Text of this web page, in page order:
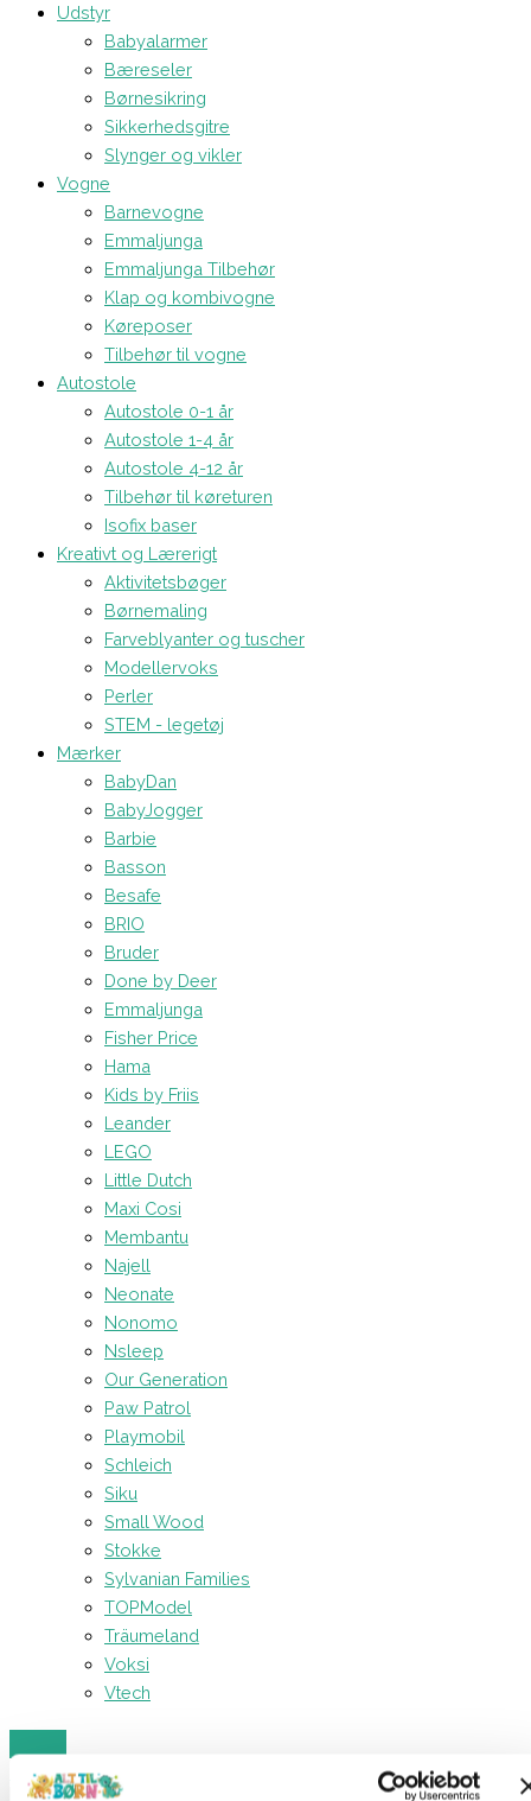
Udstyr
Babyalarmer
Bæreseler
Børnesikring
Sikkerhedsgitre
Slynger og vikler
Vogne
Barnevogne
Emmaljunga
Emmaljunga Tilbehør
Klap og kombivogne
Køreposer
Tilbehør til vogne
Autostole
Autostole 0-1 år
Autostole 1-4 år
Autostole 4-12 år
Tilbehør til køreturen
Isofix baser
Kreativt og Lærerigt
Aktivitetsbøger
Børnemaling
Farveblyanter og tuscher
Modellervoks
Perler
STEM - legetøj
Mærker
BabyDan
BabyJogger
Barbie
Basson
Besafe
BRIO
Bruder
Done by Deer
Emmaljunga
Fisher Price
Hama
Kids by Friis
Leander
LEGO
Little Dutch
Maxi Cosi
Membantu
Najell
Neonate
Nonomo
Nsleep
Our Generation
Paw Patrol
Playmobil
Schleich
Siku
Small Wood
Stokke
Sylvanian Families
TOPModel
Träumeland
Voksi
Vtech
Forside Kreativt og Lærerigt